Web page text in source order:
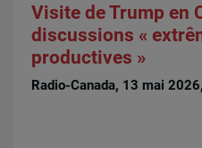
Visite de Trump en
discussions «
productives »
Radio-Canada, 13 mai